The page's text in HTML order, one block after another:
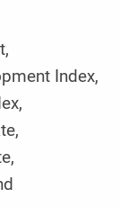
Index,